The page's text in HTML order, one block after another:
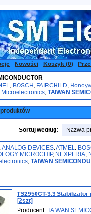
· Nowości · Koszyk (0) ·
, BOSCH , FAIRCHILD,
, TAIWAN
Sortuj według:
,ANALOG DEVICES,ATMEL,
, MICROCHIP, NEXPERIA,
, TAIWAN
TS2950CT-3.3 Stabilizator
[2szt]
Producent: TAIWAN